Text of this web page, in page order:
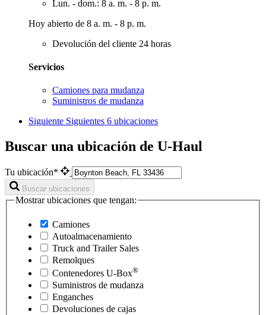
Lun. - dom.: 8 a. m. - 8 p. m.
Hoy abierto de 8 a. m. - 8 p. m.
Devolución del cliente 24 horas
Servicios
Camiones para mudanza
Suministros de mudanza
Siguiente Siguientes 6 ubicaciones
Buscar una ubicación de U-Haul
Tu ubicación*
Buscar ubicaciones
Mostrar ubicaciones que tengan:
Camiones
Autoalmacenamiento
Truck and Trailer Sales
Remolques
Contenedores U-Box®
Suministros de mudanza
Enganches
Devoluciones de cajas